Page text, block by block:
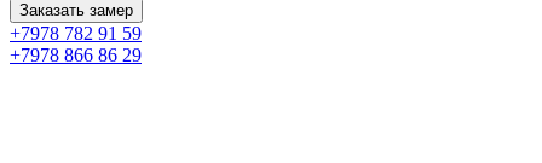
Заказать замер
+7978 782 91 59
+7978 866 86 29